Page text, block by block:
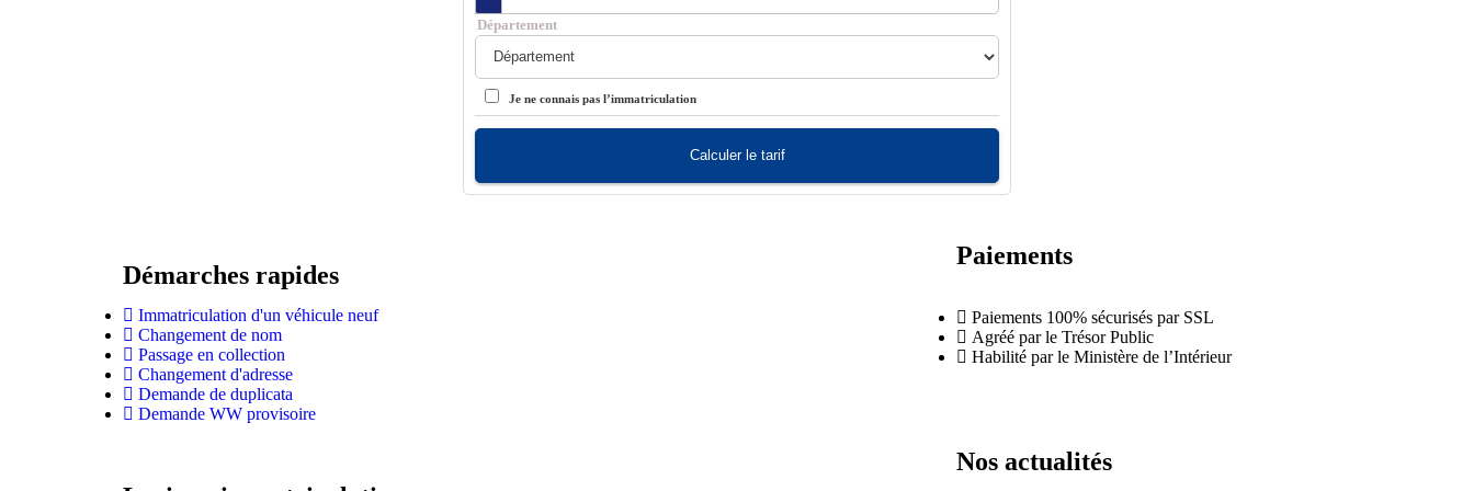
Département
Je ne connais pas l’immatriculation
Calculer le tarif
Démarches rapides
Immatriculation d'un véhicule neuf
Changement de nom
Passage en collection
Changement d'adresse
Demande de duplicata
Demande WW provisoire
Paiements
Paiements 100% sécurisés par SSL
Agréé par le Trésor Public
Habilité par le Ministère de l’Intérieur
Nos actualités